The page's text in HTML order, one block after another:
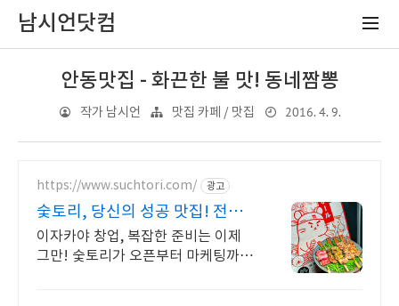
남시언닷컴
안동맛집 - 화끈한 불 맛! 동네짬뽕
작가 남시언 맛집 카페 / 맛집 2016. 4. 9.
https://www.suchtori.com/ 광고
숯토리, 당신의 성공 맛집! 전지
점 365일 만석!
이자카야 창업, 복잡한 준비는 이제
그만! 숯토리가 오픈부터 마케팅까지